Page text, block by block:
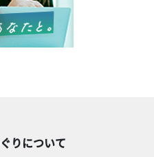
りについて